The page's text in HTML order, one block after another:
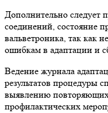
Дополнительно следует
соединений, состояние
вальветроника, так как
ошибкам в адаптации и
Ведение журнала
результатов процедуры
выявлению
профилактических